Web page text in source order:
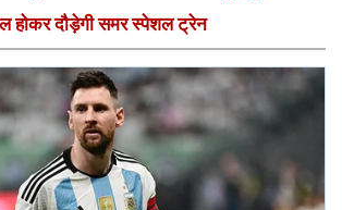
होकर दौड़ेगी समर स्पेशल ट्रेन